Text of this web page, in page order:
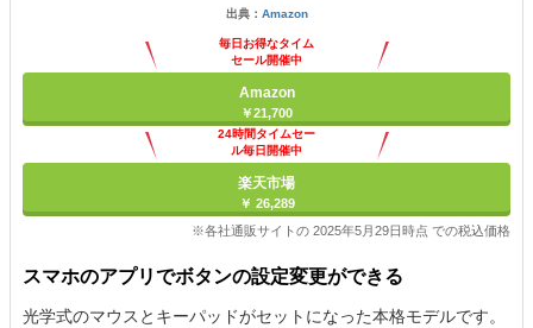
出典： Amazon
毎日お得なタイム
セール開催中
Amazon
￥21,700
24時間タイムセー
ル毎日開催中
楽天市場
￥ 26,289
※各社通販サイトの 2025年5月29日時点 での税込価格
スマホのアプリでボタンの設定変更ができる
光学式のマウスとキーパッドがセットになった本格モデルです。